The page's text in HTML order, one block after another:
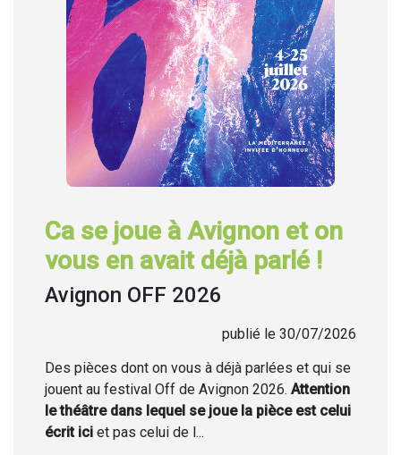
Ca se joue à Avignon et on
vous en avait déjà parlé !
Avignon OFF 2026
publié le 30/07/2026
Des pièces dont on vous à déjà parlées et qui se
jouent au festival Off de Avignon 2026. Attention
le théâtre dans lequel se joue la pièce est celui
écrit ici et pas celui de l...